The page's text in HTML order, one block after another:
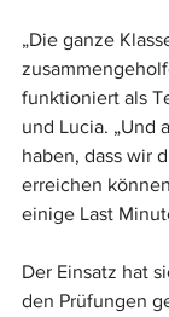
„Die ganze
funktioniert als
und Lucia. „Und
haben, dass wir
erreichen
einige Last
Der Einsatz hat
den Prüfungen